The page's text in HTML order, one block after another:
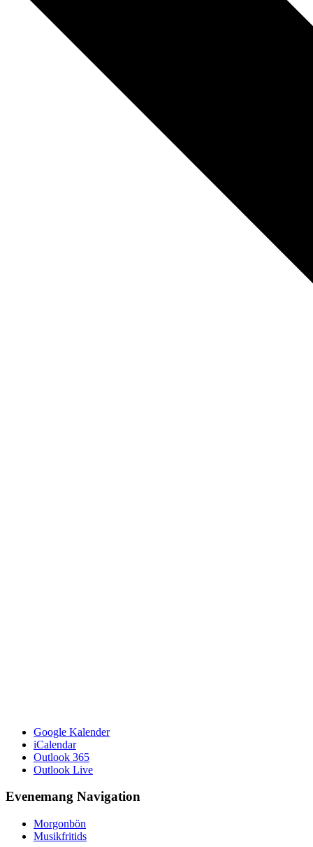
Google Kalender
iCalendar
Outlook 365
Outlook Live
Evenemang Navigation
Morgonbön
Musikfritids